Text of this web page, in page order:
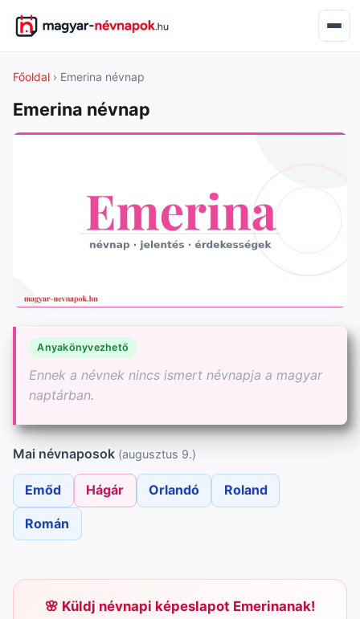
Főoldal › Emerina névnap
Emerina névnap
Anyakönyvezhető
Ennek a névnek nincs ismert névnapja a magyar
naptárban.
Mai névnaposok (augusztus 9.)
Emőd Hágár Orlandó Roland
Román
Küldj névnapi képeslapot Emerinanak!